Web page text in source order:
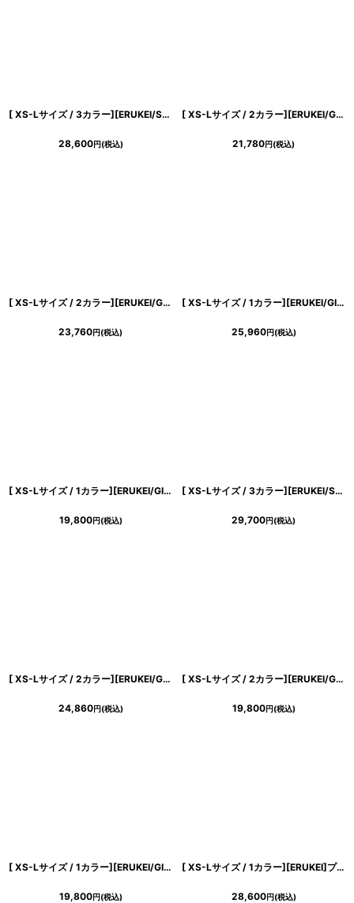
[ XS-Lサイズ / 3カラー][ERUKEI/SETTAN]ラインストーン・プチハイネック・ノースリーブ・ポケット・フレア・Aライン・ミニドレス・ワンピース[送料無料]
28,600円(税込)
[ XS-Lサイズ / 2カラー][ERUKEI/GINZA COUTURE]シンプル・スパンコール・無地・フリル・半袖・Aライン・ミニドレス・ワンピース[送料無料]
21,780円(税込)
[ XS-Lサイズ / 2カラー][ERUKEI/GINZA COUTURE]半袖・Aライン・お花ボタン・フェイクポケット・ミニドレス・ワンピース[送料無料]
23,760円(税込)
[ XS-Lサイズ / 1カラー][ERUKEI/GINZA COUTURE]ドット柄・スパンコール・ラインストーン・ポケット・ノースリーブ・Aライン・ミニドレス・ワンピース[送料無料]
25,960円(税込)
[ XS-Lサイズ / 1カラー][ERUKEI/GINZA COUTURE]プリント・ドット柄・ベルト付き・ティアード・フレア・Aライン・ノースリーブ・ミニドレス・ワンピース[送料無料]
19,800円(税込)
[ XS-Lサイズ / 3カラー][ERUKEI/SETTAN]シンプル・ラインストーン・ノースリーブ・Aライン・ミニドレス・ワンピース[送料無料]
29,700円(税込)
[ XS-Lサイズ / 2カラー][ERUKEI/GINZA COUTURE]シンプル・ラインストーン・パール・フリルスリーブ・Aライン・ミニドレス・ワンピース[送料無料]
24,860円(税込)
[ XS-Lサイズ / 2カラー][ERUKEI/GINZA COUTURE]ラインストーン・シンプル・フリルスリーブ・Aライン・ミニドレス・ワンピース[送料無料]
19,800円(税込)
[ XS-Lサイズ / 1カラー][ERUKEI/GINZA COUTURE]バイカラー・オフショルダー・Vネック・フラワーコサージュ・パール・Aライン・ミニドレス・ワンピース[送料無料]
19,800円(税込)
[ XS-Lサイズ / 1カラー][ERUKEI]プリント・花柄・Vネック・ノースリーブ・ティアード・フリル・切替・Aライン・ミニドレス・ワンピース[送料無料]
28,600円(税込)